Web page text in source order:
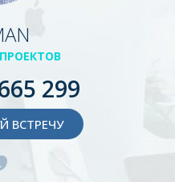
299
ВСТРЕЧУ